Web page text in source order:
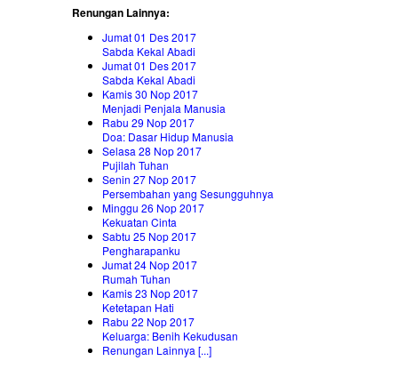
Renungan Lainnya:
Jumat 01 Des 2017
Sabda Kekal Abadi
Jumat 01 Des 2017
Sabda Kekal Abadi
Kamis 30 Nop 2017
Menjadi Penjala Manusia
Rabu 29 Nop 2017
Doa: Dasar Hidup Manusia
Selasa 28 Nop 2017
Pujilah Tuhan
Senin 27 Nop 2017
Persembahan yang Sesungguhnya
Minggu 26 Nop 2017
Kekuatan Cinta
Sabtu 25 Nop 2017
Pengharapanku
Jumat 24 Nop 2017
Rumah Tuhan
Kamis 23 Nop 2017
Ketetapan Hati
Rabu 22 Nop 2017
Keluarga: Benih Kekudusan
Renungan Lainnya [...]